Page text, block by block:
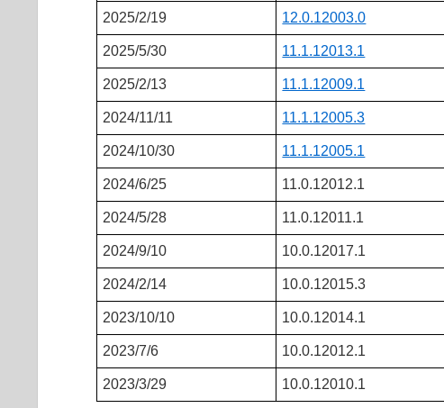
2025/2/19 12.0.12003.0
2025/5/30 11.1.12013.1
2025/2/13 11.1.12009.1
2024/11/11 11.1.12005.3
2024/10/30 11.1.12005.1
2024/6/25 11.0.12012.1
2024/5/28 11.0.12011.1
2024/9/10 10.0.12017.1
2024/2/14 10.0.12015.3
2023/10/10 10.0.12014.1
2023/7/6 10.0.12012.1
2023/3/29 10.0.12010.1